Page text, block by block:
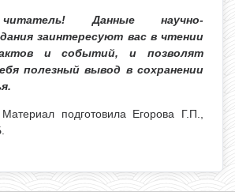
Данные научно-
заинтересуют вас в чтении
и событий, и позволят
полезный вывод в сохранении
Егорова Г.П.,